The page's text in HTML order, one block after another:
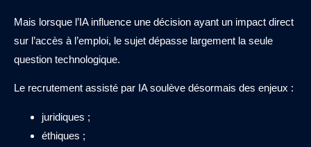
Mais lorsque l’IA influence une décision ayant un impact direct
sur l’accès à l’emploi, le sujet dépasse largement la seule
question technologique.
Le recrutement assisté par IA soulève désormais des enjeux :
juridiques ;
éthiques ;